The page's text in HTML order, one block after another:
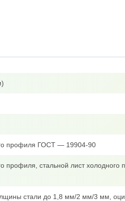
профиля ГОСТ — 19904-90
профиля, стальной лист холодного
стали до 1,8 мм/2 мм/3 мм,